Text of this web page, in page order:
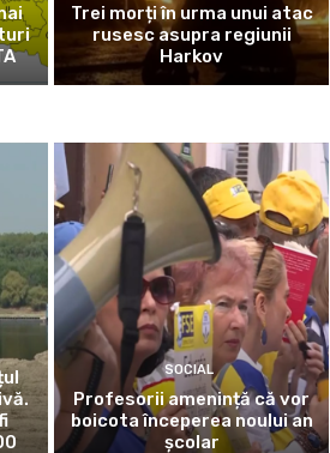
Trei morți în urma unui atac
rusesc asupra regiunii
Harkov
SOCIAL
Profesorii amenință că vor
boicota începerea noului an
școlar